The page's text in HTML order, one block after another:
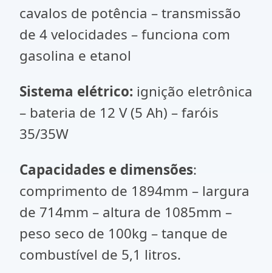
cavalos de potência – transmissão
de 4 velocidades – funciona com
gasolina e etanol
Sistema elétrico: ignição eletrônica
– bateria de 12 V (5 Ah) – faróis
35/35W
Capacidades e dimensões:
comprimento de 1894mm – largura
de 714mm – altura de 1085mm –
peso seco de 100kg – tanque de
combustível de 5,1 litros.